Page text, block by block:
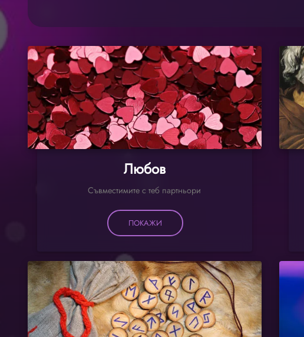
Любов
Съвместимите с теб партньори
ПОКАЖИ